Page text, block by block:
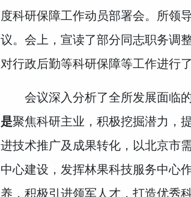
度科研保障工作动员部署会。所领
议。会上，宣读了部分同志职务调
对行政后勤等科研保障等工作进行了
会议深入分析了全所发展面临
是聚焦科研主业，积极挖掘潜力，
进技术推广及成果转化，以北京市
中心建设，发挥林果科技服务中心作
养，积极引进领军人才，打造优秀科